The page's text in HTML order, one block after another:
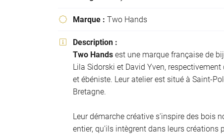
 Marque : Two Hands

Description :
Two Hands est une marque française de
Lila Sidorski et David Yven,
et ébéniste. Leur atelier est situé à Saint-
Bretagne.
Leur démarche créative s'inspire des bois
entier, qu'ils intègrent dans leurs créations